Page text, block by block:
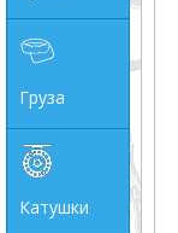
Груза
Катушки